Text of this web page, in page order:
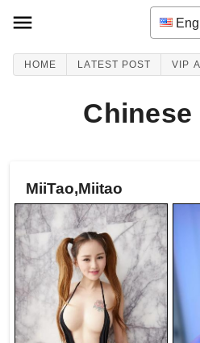
HOME LATEST POST VIP
Chinese
MiiTao,Miitao